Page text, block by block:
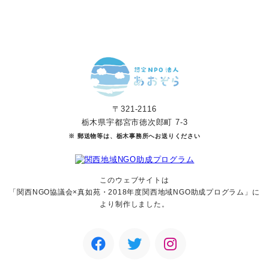
〒321-2116
栃木県宇都宮市徳次郎町 7-3
※ 郵送物等は、栃木事務所へお送りください
このウェブサイトは
「関西NGO協議会×真如苑・2018年度関西地域NGO助成プログラム」に
より制作しました。